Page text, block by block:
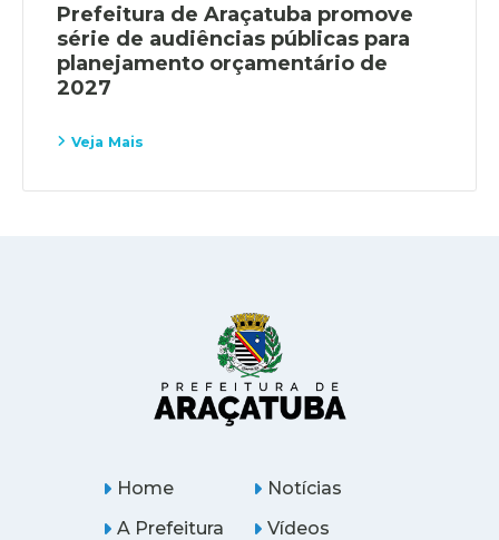
Prefeitura de Araçatuba promove
série de audiências públicas para
planejamento orçamentário de
2027
Veja Mais
Home
A Prefeitura
Notícias
Vídeos